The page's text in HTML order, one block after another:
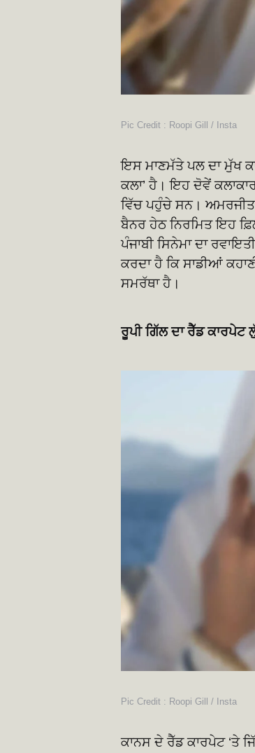
Pic Credit : Roopi Gill / Insta
ਇਸ ਮਾਣਮੱਤੇ ਪਲ ਦਾ ਮੁੱਖ
ਕਲਾ’ ਹੈ। ਇਹ ਦੋਵੇਂ
ਵਿੱਚ ਪਹੁੰਚੇ ਸਨ। ਅਮਰਜੀਤ
ਬੈਨਰ ਹੇਠ ਨਿਰਮਿਤ ਇਹ
ਪੰਜਾਬੀ ਸਿਨੇਮਾ ਦਾ
ਕਰਦਾ ਹੈ ਕਿ ਸਾਡੀਆਂ
ਸਮਰੱਥਾ ਹੈ।
ਰੂਪੀ ਗਿੱਲ ਦਾ ਰੈੱਡ ਕਾਰਪੇਟ
Pic Credit : Roopi Gill / Insta
ਕਾਨਸ ਦੇ ਰੈੱਡ ਕਾਰਪੇਟ ‘ਤੇ